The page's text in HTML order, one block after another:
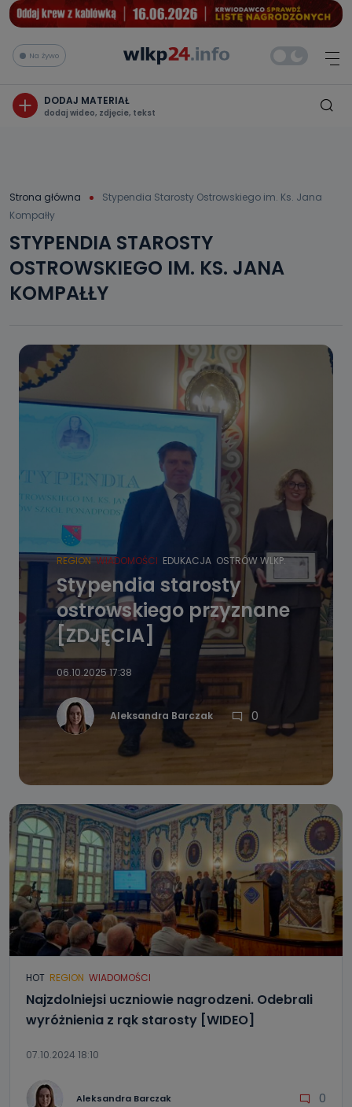
Na żywo
DODAJ MATERIAŁ
dodaj wideo, zdjęcie, tekst
Strona główna
Stypendia Starosty Ostrowskiego im. Ks. Jana
Kompałły
STYPENDIA STAROSTY
OSTROWSKIEGO IM. KS. JANA
KOMPAŁŁY
REGION WIADOMOŚCI EDUKACJA OSTRÓW WLKP.
Stypendia starosty
ostrowskiego przyznane
[ZDJĘCIA]
06.10.2025 17:38
Aleksandra Barczak 0
HOT REGION WIADOMOŚCI
Najzdolniejsi uczniowie nagrodzeni. Odebrali
wyróżnienia z rąk starosty [WIDEO]
07.10.2024 18:10
Aleksandra Barczak 0